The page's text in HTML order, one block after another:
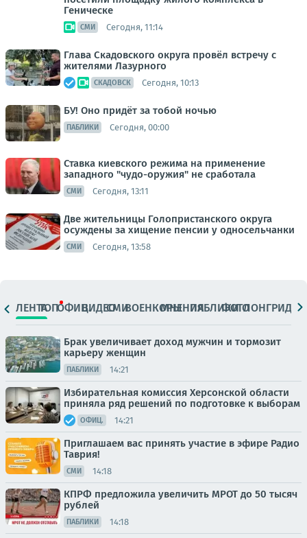
Геническе
СМИ Сегодня, 11:14
Глава Скадовского округа провёл встречу с
жителями Лазурного
СКАДОВСК Сегодня, 10:13
БУ! Оно придёт за тобой ночью
ПАБЛИКИ Сегодня, 00:00
Ставка киевского режима на применение
западного "чудо-оружия" не сработала
СМИ Сегодня, 13:11
Две жительницы Голопристанского округа
осуждены за хищение пенсии у односельчанки
СМИ Сегодня, 13:58
ЛЕНТАТОПОФИЦ.ВИДЕОСМИВОЕНКОРЫМНЕНИЯПАБЛИКИ
ФОТОЛОНГРИДЫ
Брак увеличивает доход мужчин и тормозит
карьеру женщин
ПАБЛИКИ 14:21
Избирательная комиссия Херсонской области
приняла ряд решений по подготовке к выборам
ОФИЦ. 14:21
Приглашаем вас принять участие в эфире Радио
Таврия!
СМИ 14:18
КПРФ предложила увеличить МРОТ до 50 тысяч
рублей
ПАБЛИКИ 14:18